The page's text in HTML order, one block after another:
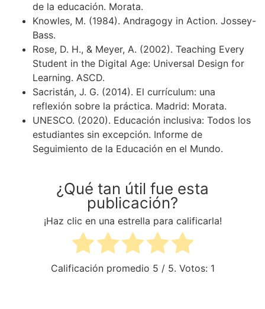
de la educación. Morata.
Knowles, M. (1984). Andragogy in Action. Jossey-
Bass.
Rose, D. H., & Meyer, A. (2002). Teaching Every
Student in the Digital Age: Universal Design for
Learning. ASCD.
Sacristán, J. G. (2014). El currículum: una
reflexión sobre la práctica. Madrid: Morata.
UNESCO. (2020). Educación inclusiva: Todos los
estudiantes sin excepción. Informe de
Seguimiento de la Educación en el Mundo.
¿Qué tan útil fue esta
publicación?
¡Haz clic en una estrella para calificarla!
Calificación promedio 5 / 5. Votos: 1